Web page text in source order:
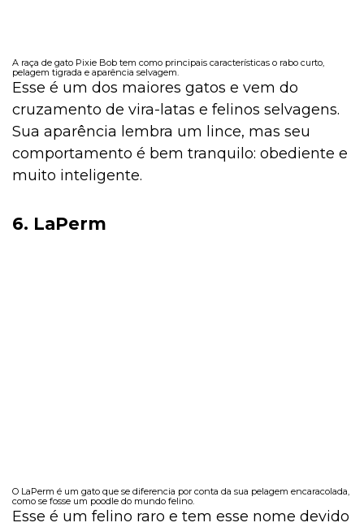
A raça de gato Pixie Bob tem como principais características o rabo curto,
pelagem tigrada e aparência selvagem.
Esse é um dos maiores gatos e vem do
cruzamento de vira-latas e felinos selvagens.
Sua aparência lembra um lince, mas seu
comportamento é bem tranquilo: obediente e
muito inteligente.
6. LaPerm
O LaPerm é um gato que se diferencia por conta da sua pelagem encaracolada,
como se fosse um poodle do mundo felino.
Esse é um felino raro e tem esse nome devido